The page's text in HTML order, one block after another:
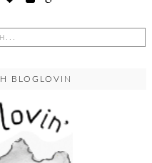
BLOGLOVIN